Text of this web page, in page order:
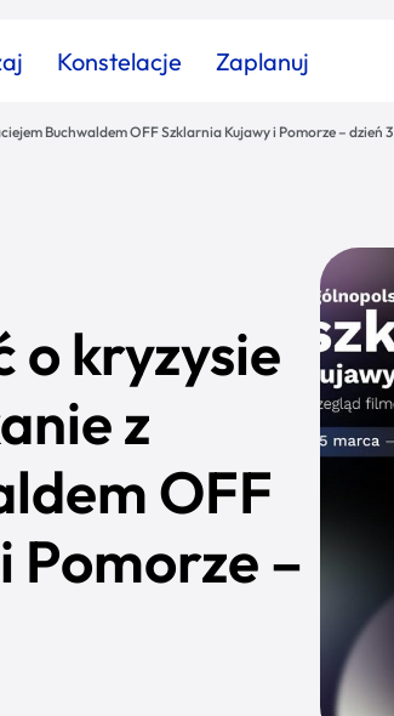
Konstelacje Zaplanuj
Buchwaldem OFF Szklarnia Kujawy i Pomorze – dzień 3
o kryzysie
z
OFF
Pomorze –